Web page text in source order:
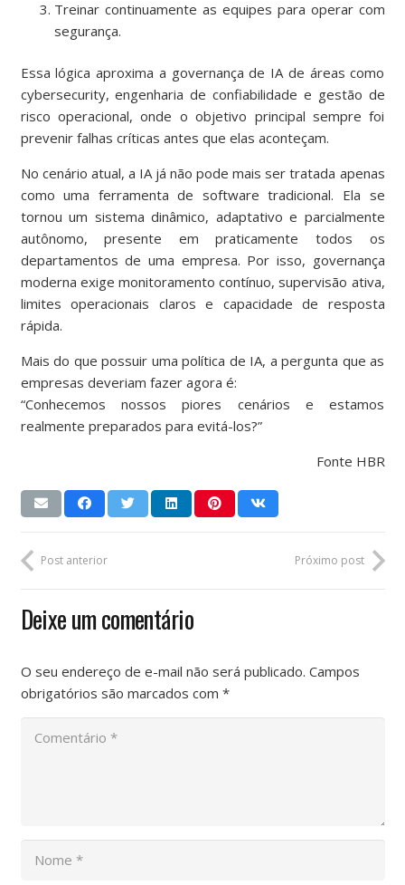
Treinar continuamente as equipes para operar com
segurança.
Essa lógica aproxima a governança de IA de áreas como
cybersecurity, engenharia de confiabilidade e gestão de
risco operacional, onde o objetivo principal sempre foi
prevenir falhas críticas antes que elas aconteçam.
No cenário atual, a IA já não pode mais ser tratada apenas
como uma ferramenta de software tradicional. Ela se
tornou um sistema dinâmico, adaptativo e parcialmente
autônomo, presente em praticamente todos os
departamentos de uma empresa. Por isso, governança
moderna exige monitoramento contínuo, supervisão ativa,
limites operacionais claros e capacidade de resposta
rápida.
Mais do que possuir uma política de IA, a pergunta que as
empresas deveriam fazer agora é:
“Conhecemos nossos piores cenários e estamos
realmente preparados para evitá-los?”
Fonte HBR
Post anterior Próximo post
Deixe um comentário
O seu endereço de e-mail não será publicado. Campos
obrigatórios são marcados com *